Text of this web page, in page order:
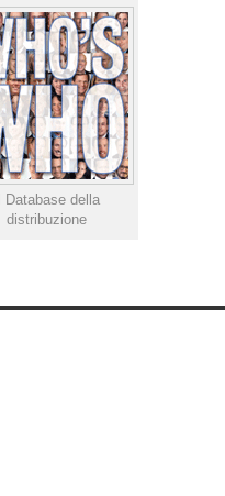
Il Database della
distribuzione